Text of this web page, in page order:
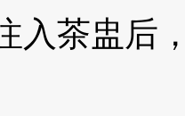
入茶盅后